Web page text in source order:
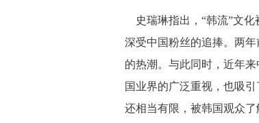
史瑞琳指出，“韩流”文化
深受中国粉丝的追捧。两
的热潮。与此同时，近年
国业界的广泛重视，也吸
还相当有限，被韩国观众